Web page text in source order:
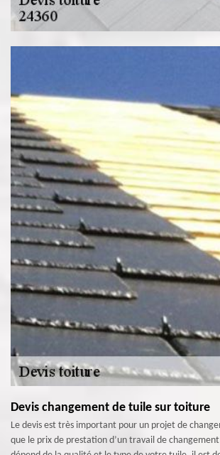
Devis changement de tuile sur toiture
Le devis est très important pour un projet de
que le prix de prestation d’un travail de